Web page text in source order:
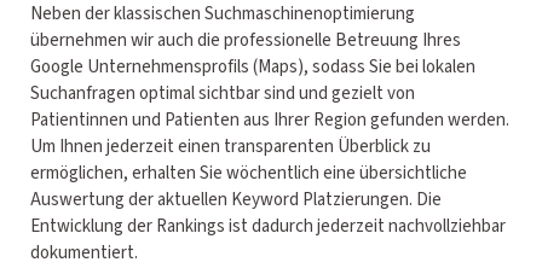
Neben der klassischen Suchmaschinenoptimierung
übernehmen wir auch die professionelle Betreuung Ihres
Google Unternehmensprofils (Maps), sodass Sie bei lokalen
Suchanfragen optimal sichtbar sind und gezielt von
Patientinnen und Patienten aus Ihrer Region gefunden werden.
Um Ihnen jederzeit einen transparenten Überblick zu
ermöglichen, erhalten Sie wöchentlich eine übersichtliche
Auswertung der aktuellen Keyword Platzierungen. Die
Entwicklung der Rankings ist dadurch jederzeit nachvollziehbar
dokumentiert.